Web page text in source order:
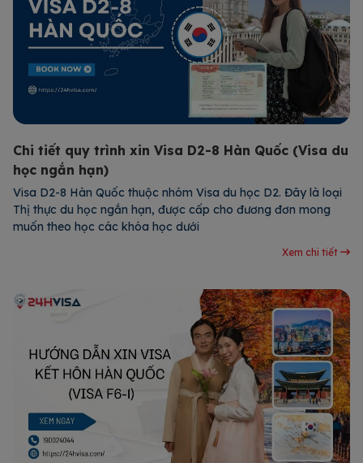
Chi tiết quy trình xin Visa D2-8 Hàn Quốc (Visa du
học ngắn hạn)
Visa D2-8 Hàn Quốc thuộc nhóm Visa du học D2. Đây là loại
Thị thực du học ngắn hạn, được cấp cho đương đơn mong
muốn theo học các khóa học dưới
Xem chi tiết